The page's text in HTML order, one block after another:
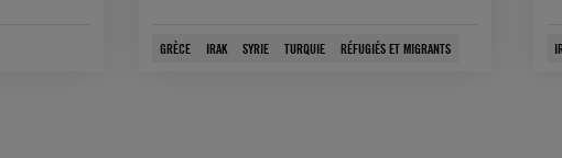
GRÈCE IRAK SYRIE TURQUIE RÉFUGIÉS ET MIGRANTS